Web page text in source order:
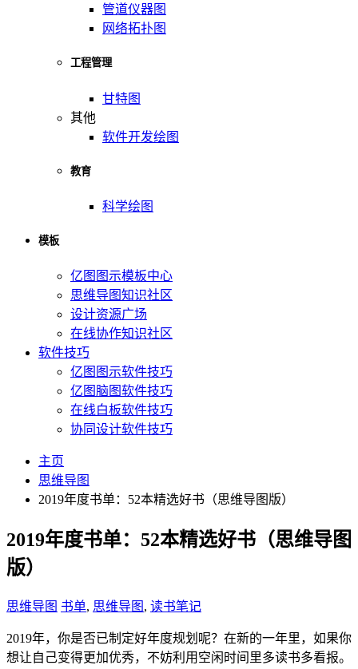
管道仪器图
网络拓扑图
工程管理
甘特图
其他
软件开发绘图
教育
科学绘图
模板
亿图图示模板中心
思维导图知识社区
设计资源广场
在线协作知识社区
软件技巧
亿图图示软件技巧
亿图脑图软件技巧
在线白板软件技巧
协同设计软件技巧
主页
思维导图
2019年度书单：52本精选好书（思维导图版）
2019年度书单：52本精选好书（思维导图
版）
思维导图 书单, 思维导图 , 读书笔记
2019年，你是否已制定好年度规划呢？在新的一年里，如果你
想让自己变得更加优秀，不妨利用空闲时间里多读书多看报。